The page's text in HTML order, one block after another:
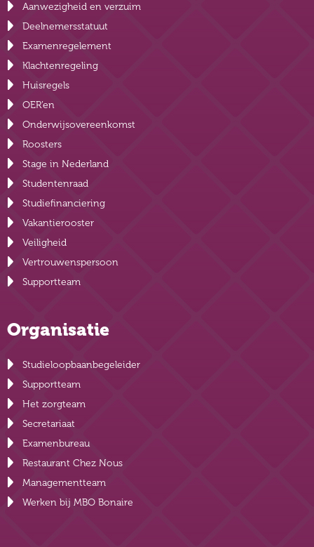
Aanwezigheid en verzuim
Deelnemersstatuut
Examenregelement
Klachtenregeling
Huisregels
OER’en
Onderwijsovereenkomst
Roosters
Stage in Nederland
Studentenraad
Studiefinanciering
Vakantierooster
Veiligheid
Vertrouwenspersoon
Supportteam
Organisatie
Studieloopbaanbegeleider
Supportteam
Het zorgteam
Secretariaat
Examenbureau
Restaurant Chez Nous
Managementteam
Werken bij MBO Bonaire